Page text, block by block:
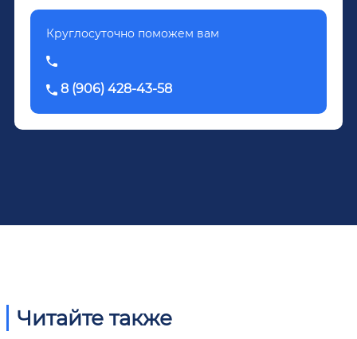
Круглосуточно поможем вам
8 (906) 428-43-58
Читайте также